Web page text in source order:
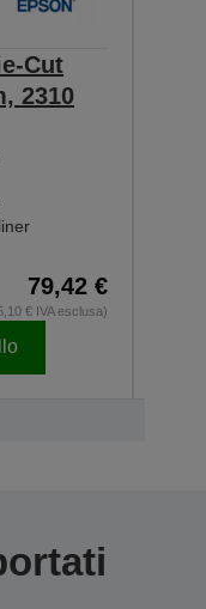
Cut
2310
79,42 €
€ IVA esclusa)